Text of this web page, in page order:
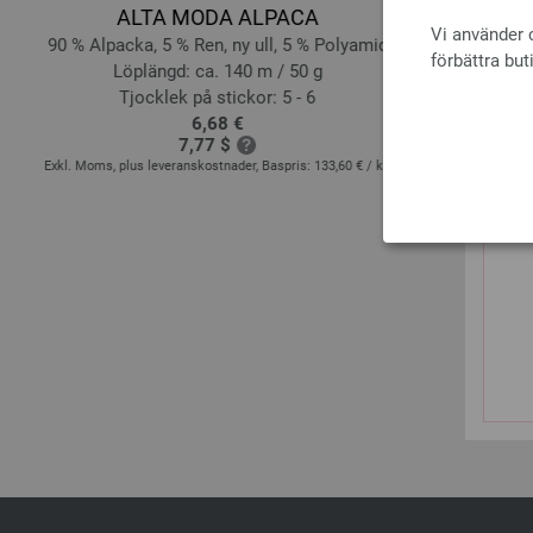
Vi använder
förbättra
ALTA MODA ALPACA
90 % Alpacka, 5 % Ren, ny ull, 5 % Polyamid
Löplängd: ca. 140 m / 50 g
Tjocklek på stickor: 5 - 6
6,68 €
7,77 $
Exkl. Moms, plus leveranskostnader, Baspris: 133,60 € / kg Exkl. Moms, plus